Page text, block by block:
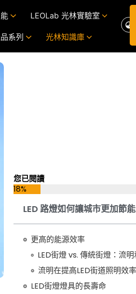
LEOLab 光林實驗室
系列 光林知識庫
您已閱讀
18%
LED 路燈如何讓城市更加節能
更高的能源效率
LED街燈燈具的長壽命